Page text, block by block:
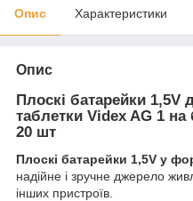
Опис Характеристики
Опис
Плоскі батарейки 1,5V
таблетки Videx AG 1 на
20 шт
Плоскі батарейки 1,5V у
надійне і зручне джерело
інших пристроїв.